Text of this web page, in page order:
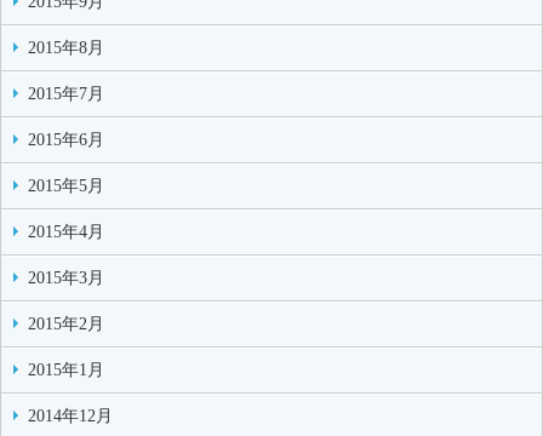
2015年8月
2015年7月
2015年6月
2015年5月
2015年4月
2015年3月
2015年2月
2015年1月
2014年12月